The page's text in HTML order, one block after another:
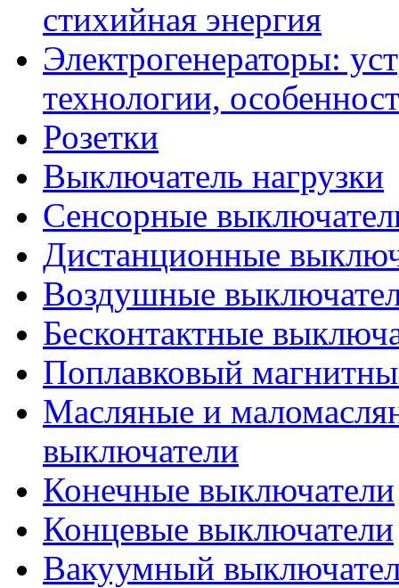
стихийная энергия
Электрогенераторы:
технологии,
Розетки
Выключатель нагрузки
Сенсорные
Дистанционные
Воздушные
Бесконтактные
Поплавковый
Масляные и
выключатели
Конечные выключатели
Концевые выключатели
Вакуумный